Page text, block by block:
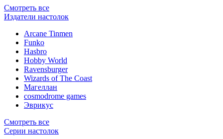
Смотреть все
Издатели настолок
Arcane Tinmen
Funko
Hasbro
Hobby World
Ravensburger
Wizards of The Coast
Магеллан
сosmodrome games
Эврикус
Смотреть все
Серии настолок